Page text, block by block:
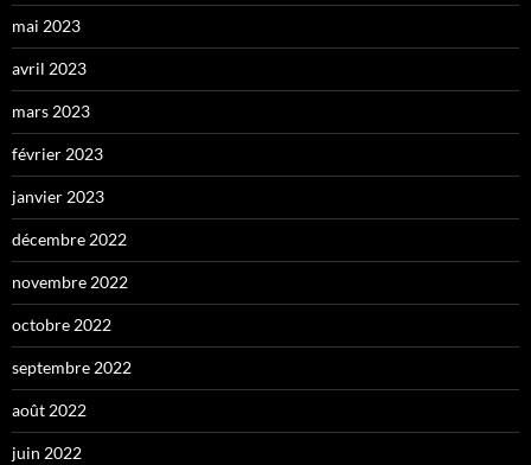
mai 2023
avril 2023
mars 2023
février 2023
janvier 2023
décembre 2022
novembre 2022
octobre 2022
septembre 2022
août 2022
juin 2022